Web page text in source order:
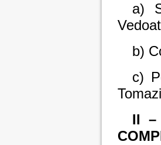
a)
b)
c)
II –